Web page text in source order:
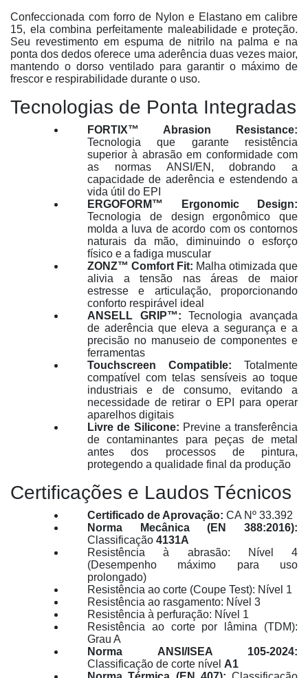
Confeccionada com forro de Nylon e Elastano em calibre
15, ela combina perfeitamente maleabilidade e proteção.
Seu revestimento em espuma de nitrilo na palma e na
ponta dos dedos oferece uma aderência duas vezes maior,
mantendo o dorso ventilado para garantir o máximo de
frescor e respirabilidade durante o uso.
Tecnologias de Ponta Integradas
FORTIX™ Abrasion Resistance:
Tecnologia que garante resistência
superior à abrasão em conformidade com
as normas ANSI/EN, dobrando a
capacidade de aderência e estendendo a
vida útil do EPI
ERGOFORM™ Ergonomic Design:
Tecnologia de design ergonômico que
molda a luva de acordo com os contornos
naturais da mão, diminuindo o esforço
físico e a fadiga muscular
ZONZ™ Comfort Fit: Malha otimizada que
alivia a tensão nas áreas de maior
estresse e articulação, proporcionando
conforto respirável ideal
ANSELL GRIP™:Tecnologia avançada
de aderência que eleva a segurança e a
precisão no manuseio de componentes e
ferramentas
Touchscreen Compatible: Totalmente
compatível com telas sensíveis ao toque
industriais e de consumo, evitando a
necessidade de retirar o EPI para operar
aparelhos digitais
Livre de Silicone: Previne a transferência
de contaminantes para peças de metal
antes dos processos de pintura,
protegendo a qualidade final da produção
Certificações e Laudos Técnicos
Certificado de Aprovação: CA Nº 33.392
Norma Mecânica (EN 388:2016):
Classificação 4131A
Resistência à abrasão: Nível 4
(Desempenho máximo para uso
prolongado)
Resistência ao corte (Coupe Test): Nível 1
Resistência ao rasgamento: Nível 3
Resistência à perfuração: Nível 1
Resistência ao corte por lâmina (TDM):
Grau A
Norma ANSI/ISEA 105-2024:
Classificação de corte nível A1